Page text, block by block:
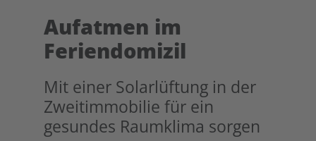
Aufatmen im
Feriendomizil
Mit einer Solarlüftung in der
Zweitimmobilie für ein
gesundes Raumklima sorgen